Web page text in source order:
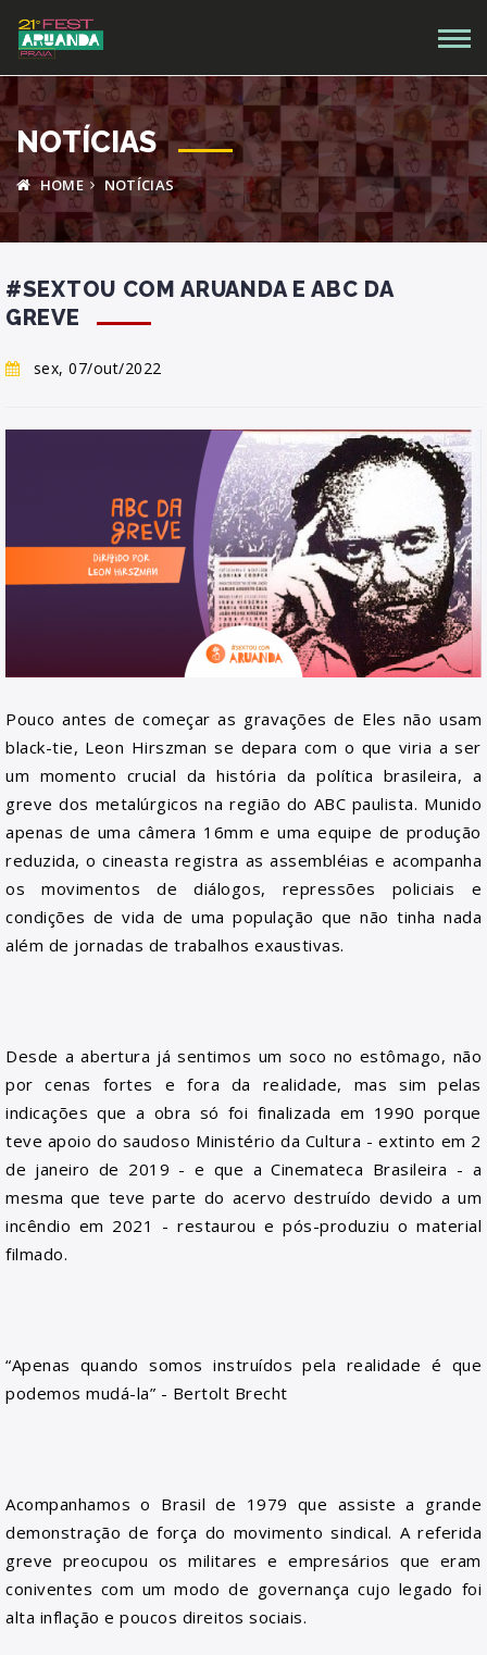
NOTÍCIAS
HOME NOTÍCIAS
#SEXTOU COM ARUANDA E ABC DA
GREVE
sex, 07/out/2022
Pouco antes de começar as gravações de Eles não usam
black-tie, Leon Hirszman se depara com o que viria a ser
um momento crucial da história da política brasileira, a
greve dos metalúrgicos na região do ABC paulista. Munido
apenas de uma câmera 16mm e uma equipe de produção
reduzida, o cineasta registra as assembléias e acompanha
os movimentos de diálogos, repressões policiais e
condições de vida de uma população que não tinha nada
além de jornadas de trabalhos exaustivas.
Desde a abertura já sentimos um soco no estômago, não
por cenas fortes e fora da realidade, mas sim pelas
indicações que a obra só foi finalizada em 1990 porque
teve apoio do saudoso Ministério da Cultura - extinto em 2
de janeiro de 2019 - e que a Cinemateca Brasileira - a
mesma que teve parte do acervo destruído devido a um
incêndio em 2021 - restaurou e pós-produziu o material
filmado.
“Apenas quando somos instruídos pela realidade é que
podemos mudá-la” - Bertolt Brecht
Acompanhamos o Brasil de 1979 que assiste a grande
demonstração de força do movimento sindical. A referida
greve preocupou os militares e empresários que eram
coniventes com um modo de governança cujo legado foi
alta inflação e poucos direitos sociais.